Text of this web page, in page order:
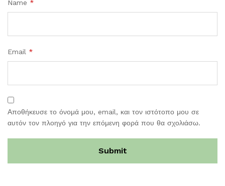
Name *
Email *
Αποθήκευσε το όνομά μου, email, και τον ιστότοπο μου σε
αυτόν τον πλοηγό για την επόμενη φορά που θα σχολιάσω.